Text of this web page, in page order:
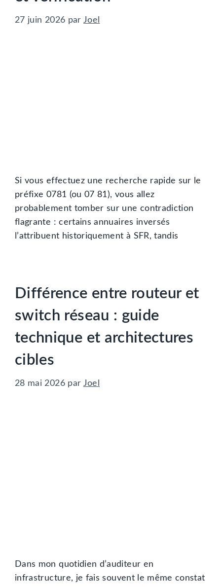
27 juin 2026 par Joel
Si vous effectuez une recherche rapide sur le
préfixe 0781 (ou 07 81), vous allez
probablement tomber sur une contradiction
flagrante : certains annuaires inversés
l’attribuent historiquement à SFR, tandis
Différence entre routeur et
switch réseau : guide
technique et architectures
cibles
28 mai 2026 par Joel
Dans mon quotidien d’auditeur en
infrastructure, je fais souvent le même constat